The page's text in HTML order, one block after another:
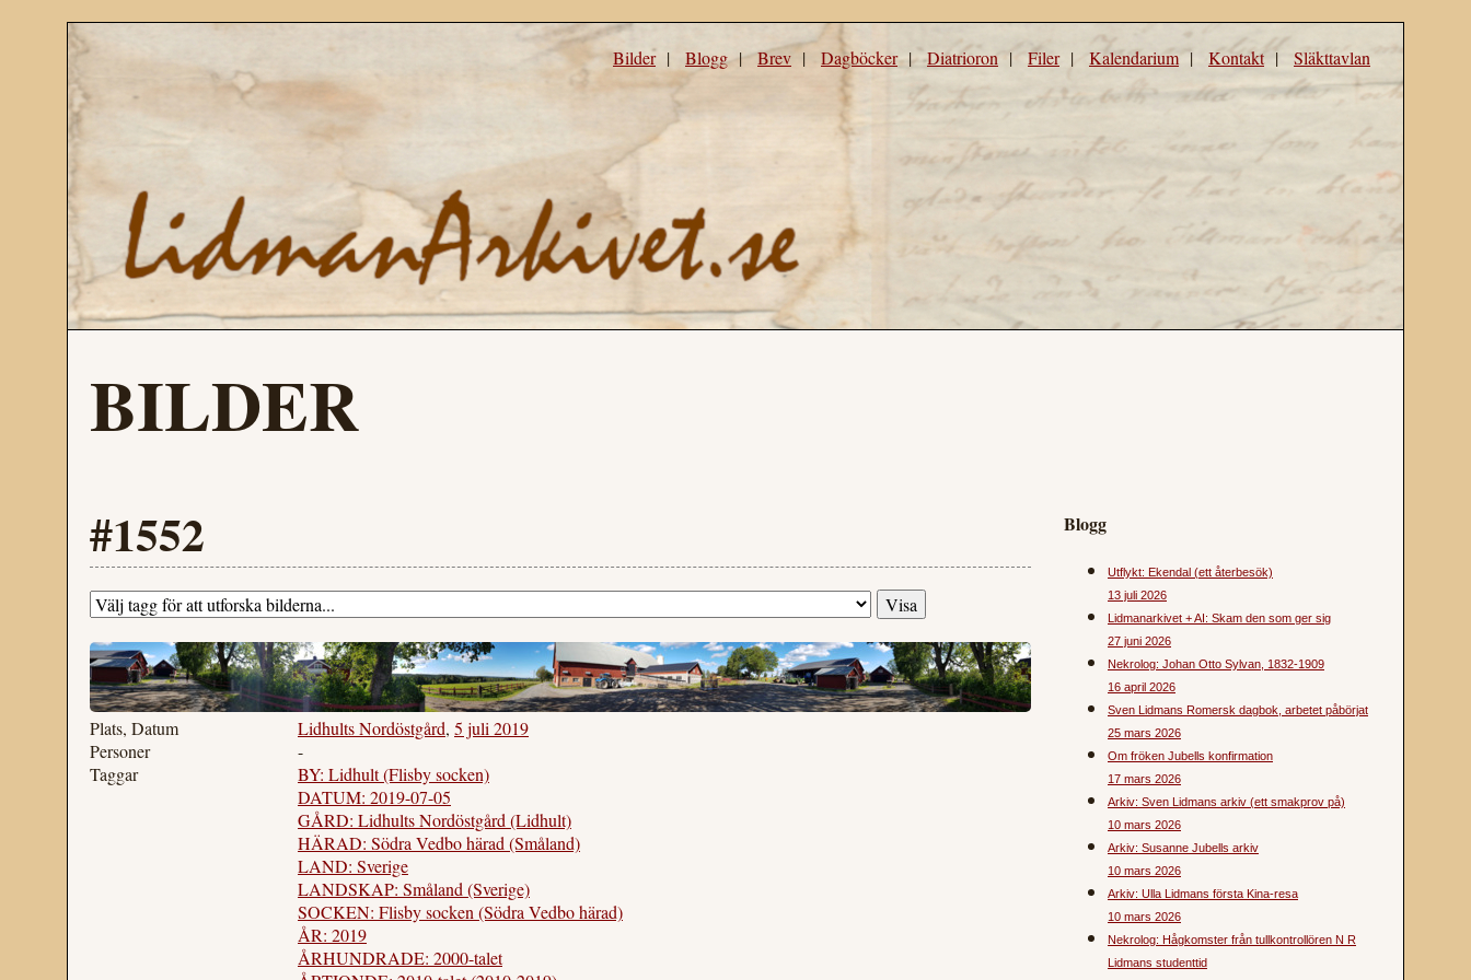
Bilder| Blogg|Brev | Dagböcker|Diatrioron | Filer| Kalendarium| Kontakt| Släkttavlan
BILDER
#1552
Plats, Datum Lidhults Nordöstgård, 5 juli 2019
Personer
-
Taggar
BY: Lidhult (Flisby socken)
DATUM: 2019-07-05
GÅRD: Lidhults Nordöstgård (Lidhult)
HÄRAD: Södra Vedbo härad (Småland)
LAND: Sverige
LANDSKAP: Småland (Sverige)
SOCKEN: Flisby socken (Södra Vedbo härad)
ÅR: 2019
ÅRHUNDRADE: 2000-talet
Blogg
Utflykt: Ekendal (ett återbesök)
13 juli 2026
Lidmanarkivet + AI: Skam den som ger sig
27 juni 2026
Nekrolog: Johan Otto Sylvan, 1832-1909
16 april 2026
Sven Lidmans Romersk dagbok, arbetet påbörjat
25 mars 2026
Om fröken Jubells konfirmation
17 mars 2026
Arkiv: Sven Lidmans arkiv (ett smakprov på)
10 mars 2026
Arkiv: Susanne Jubells arkiv
10 mars 2026
Arkiv: Ulla Lidmans första Kina-resa
10 mars 2026
Nekrolog: Hågkomster från tullkontrollören N R
Lidmans studenttid